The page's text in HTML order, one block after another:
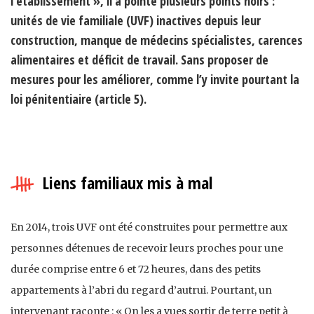
unités de vie familiale (UVF) inactives depuis leur
construction, manque de médecins spécialistes, carences
alimentaires et déficit de travail. Sans proposer de
mesures pour les améliorer, comme l’y invite pourtant la
loi pénitentiaire (article 5).
Liens familiaux mis à mal
En 2014, trois UVF ont été construites pour permettre aux
personnes détenues de recevoir leurs proches pour une
durée comprise entre 6 et 72 heures, dans des petits
appartements à l’abri du regard d’autrui. Pourtant, un
intervenant raconte : « On les a vues sortir de terre petit à